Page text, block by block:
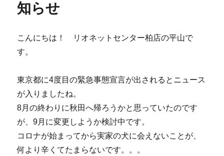
知らせ
こんにちは！ リオネットセンター柏店の平山で
す。
東京都に4度目の緊急事態宣言が出されるとニュース
が入りましたね。
8月の終わりに秋田へ帰ろうかと思っていたのです
が、9月に変更しようか検討中です。
コロナが始まってから実家の犬に会えないことが、
何より辛くてたまらないです。。。